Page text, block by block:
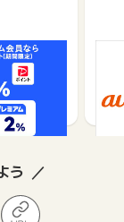
ング
う